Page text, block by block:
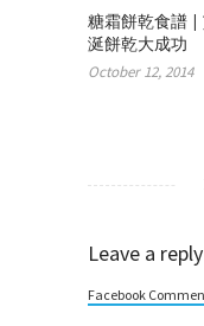
糖霜餅乾食譜
涎餅乾大成功
October 12, 2014
Leave a reply
Facebook